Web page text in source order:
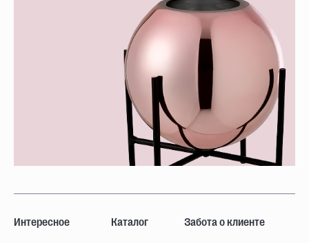
Интересное Каталог Забота о клиенте